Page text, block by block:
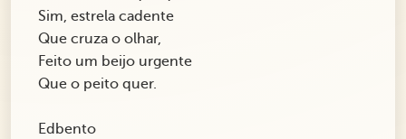
Sim, estrela cadente
Que cruza o olhar,
Feito um beijo urgente
Que o peito quer.
Edbento